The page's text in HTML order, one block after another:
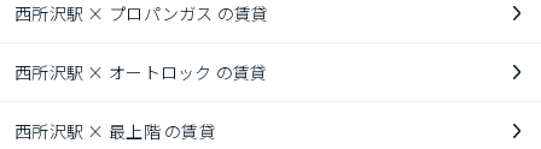
西所沢駅 × プロパンガス の賃貸
西所沢駅 × オートロック の賃貸
西所沢駅 × 最上階 の賃貸